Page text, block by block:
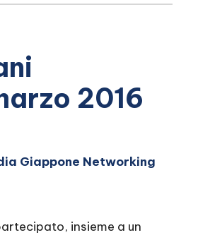
2016
Giappone Networking
insieme a un